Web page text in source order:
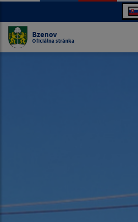
Bzenov
Oficiálna stránka